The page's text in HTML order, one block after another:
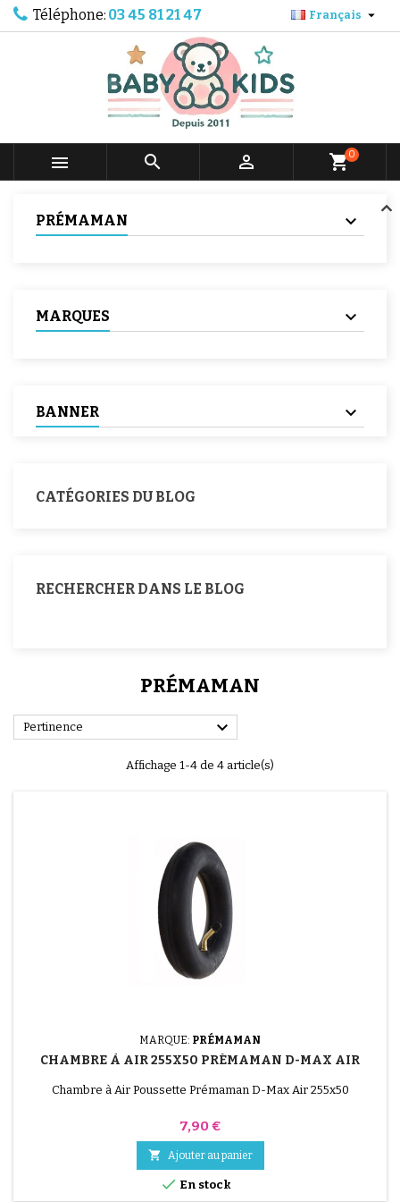
Téléphone: 03 45 81 21 47 Français 
   shopping_cart0
PRÉMAMAN
MARQUES
BANNER
CATÉGORIES DU BLOG
RECHERCHER DANS LE BLOG
PRÉMAMAN
Pertinence 
Affichage 1-4 de 4 article(s)
MARQUE: PRÉMAMAN
CHAMBRE À AIR 255X50 PRÉMAMAN D-MAX AIR
Chambre à Air Poussette Prémaman D-Max Air 255x50
Prix
7,90 €
 Ajouter au panier
 En stock